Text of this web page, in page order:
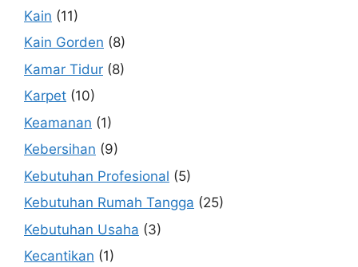
Kain (11)
Kain Gorden (8)
Kamar Tidur (8)
Karpet (10)
Keamanan (1)
Kebersihan (9)
Kebutuhan Profesional (5)
Kebutuhan Rumah Tangga (25)
Kebutuhan Usaha (3)
Kecantikan (1)